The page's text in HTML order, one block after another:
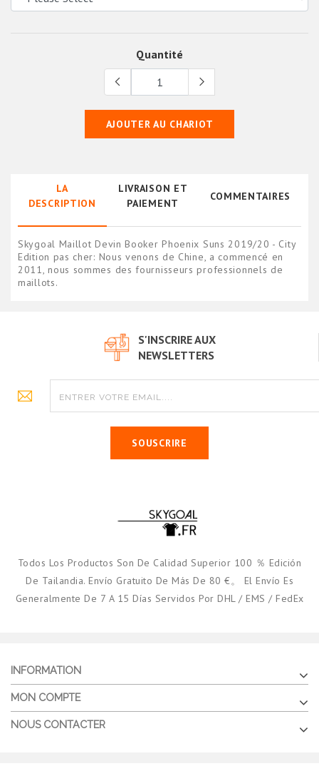
Quantité
AJOUTER AU CHARIOT
LA
DESCRIPTION
LIVRAISON ET
PAIEMENT
COMMENTAIRES
Skygoal Maillot Devin Booker Phoenix Suns 2019/20 - City
Edition pas cher: Nous venons de Chine, a commencé en
2011, nous sommes des fournisseurs professionnels de
maillots.
S'INSCRIRE AUX
NEWSLETTERS
SOUSCRIRE
Todos Los Productos Son De Calidad Superior 100 ％ Edición
De Tailandia. Envío Gratuito De Más De 80 €。 El Envío Es
Generalmente De 7 A 15 Días Servidos Por DHL / EMS / FedEx
INFORMATION
MON COMPTE
NOUS CONTACTER